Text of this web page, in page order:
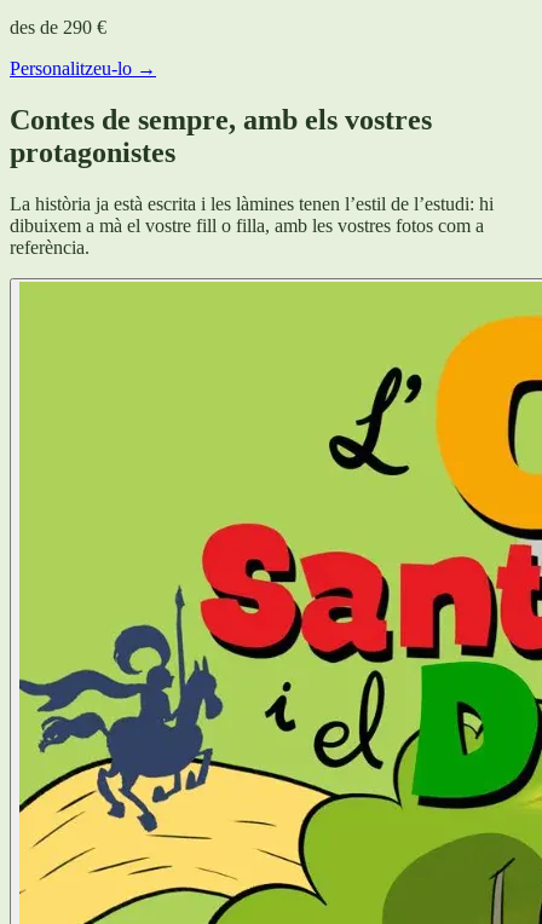
des de 290 €
Personalitzeu-lo →
Contes de sempre, amb els vostres
protagonistes
La història ja està escrita i les làmines tenen l’estil de l’estudi: hi
dibuixem a mà el vostre fill o filla, amb les vostres fotos com a
referència.